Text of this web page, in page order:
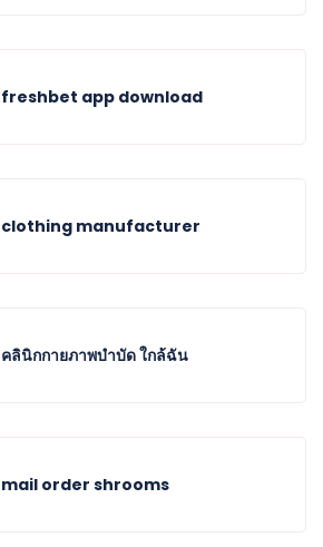
freshbet app download
clothing manufacturer
คลินิกกายภาพบำบัด ใกล้ฉัน
mail order shrooms